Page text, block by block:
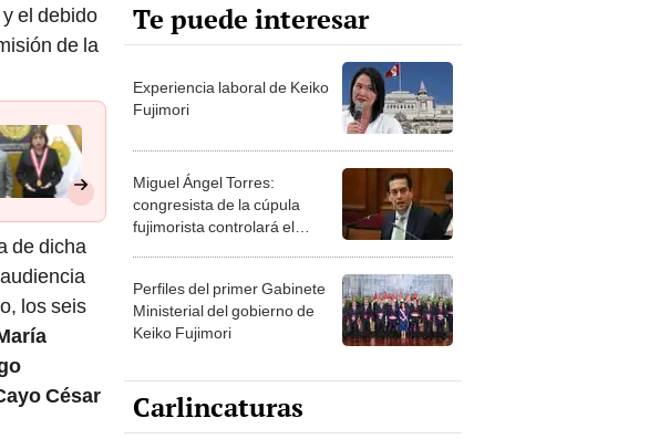
el debido
de la
de dicha
los seis
César
Te puede interesar
Experiencia laboral de Keiko
Fujimori
Miguel Ángel Torres:
congresista de la cúpula
fujimorista controlará el
Perfiles del primer Gabinete
Ministerial del gobierno de
Keiko Fujimori
Carlincaturas